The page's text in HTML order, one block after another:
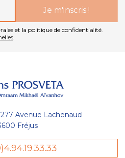
et la politique de confidentialité.
.
Avenue Lachenaud
Fréjus